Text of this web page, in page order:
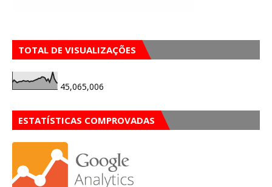
TOTAL DE VISUALIZAÇÕES
45,065,006
ESTATÍSTICAS COMPROVADAS